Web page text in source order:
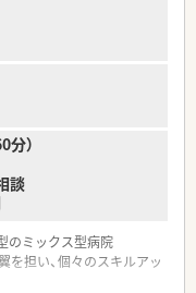
）
談
のミックス型病院
担い、個々のスキルアッ